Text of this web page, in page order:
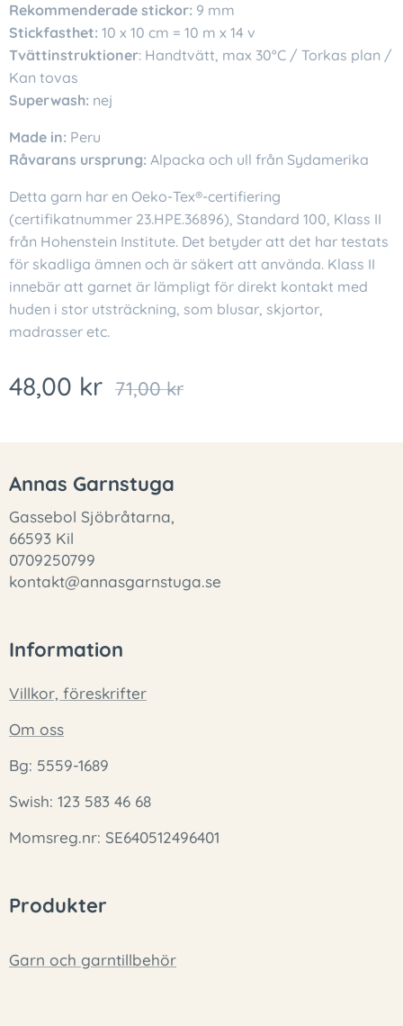
Rekommenderade stickor: 9 mm
Stickfasthet: 10 x 10 cm = 10 m x 14 v
Tvättinstruktioner: Handtvätt, max 30°C / Torkas plan /
Kan tovas
Superwash: nej
Made in: Peru
Råvarans ursprung: Alpacka och ull från Sydamerika
Detta garn har en Oeko-Tex®-certifiering
(certifikatnummer 23.HPE.36896), Standard 100, Klass II
från Hohenstein Institute. Det betyder att det har testats
för skadliga ämnen och är säkert att använda. Klass II
innebär att garnet är lämpligt för direkt kontakt med
huden i stor utsträckning, som blusar, skjortor,
madrasser etc.
48,00 kr 71,00kr
Annas Garnstuga
Gassebol Sjöbråtarna,
66593 Kil
0709250799
kontakt@annasgarnstuga.se
Information
Villkor, föreskrifter
Om oss
Bg: 5559-1689
Swish: 123 583 46 68
Momsreg.nr: SE640512496401
Produkter
Garn och garntillbehör